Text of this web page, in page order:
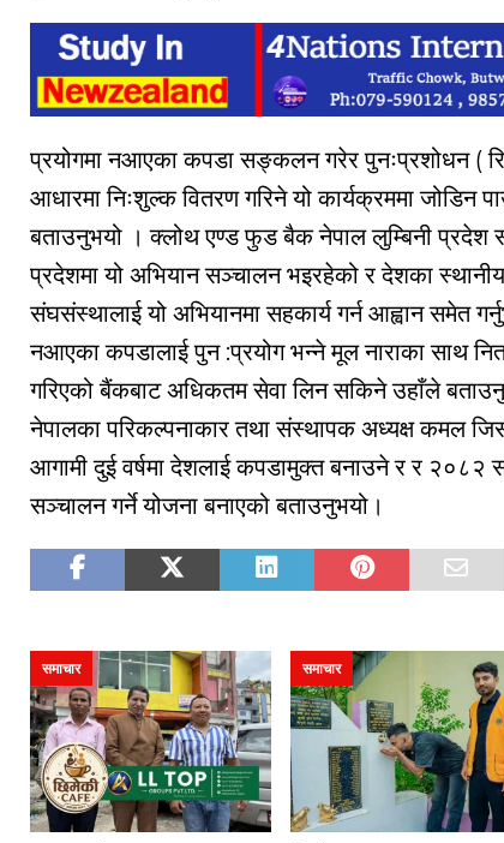
प्रयोगमा नआएका कपडा सङ्कलन गरेर पुनःप्रशोधन (
आधारमा निःशुल्क वितरण गरिने यो कार्यक्रममा जोडिन
बताउनुभयो । क्लोथ एण्ड फुड बैक नेपाल लुम्बिनी प्रदेश
प्रदेशमा यो अभियान सञ्चालन भइरहेको र देशका
संघसंस्थालाई यो अभियानमा सहकार्य गर्न आह्वान समेत
नआएका कपडालाई पुन :प्रयोग भन्ने मूल नाराका साथ
गरिएको बैंकबाट अधिकतम सेवा लिन सकिने उहाँले
नेपालका परिकल्पनाकार तथा संस्थापक अध्यक्ष कमल
आगामी दुई वर्षमा देशलाई कपडामुक्त बनाउने र र
सञ्चालन गर्ने योजना बनाएको बताउनुभयो।
समाचार समाचार